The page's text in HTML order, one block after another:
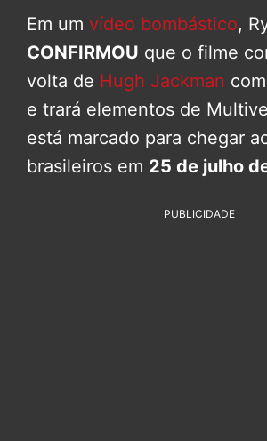
Em um vídeo bombástico,
CONFIRMOU que o filme
volta de Hugh Jackman
e trará elementos de
está marcado para chegar
brasileiros em 25 de julho
PUBLICIDADE